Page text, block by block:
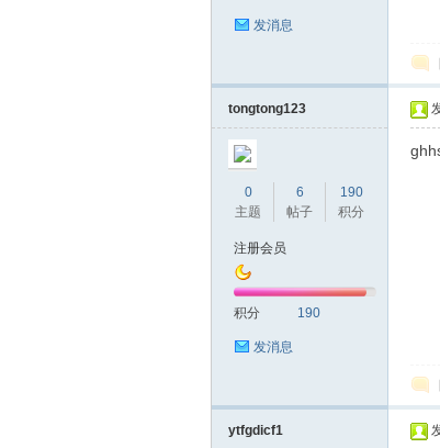
发消息
tongtong123
0
主题
6
帖子
190
积分
注册会员
积分 190
发消息
ytfgdicf1